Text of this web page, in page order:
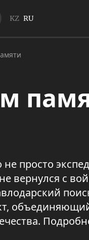
KZ RU
не просто
вернулся с